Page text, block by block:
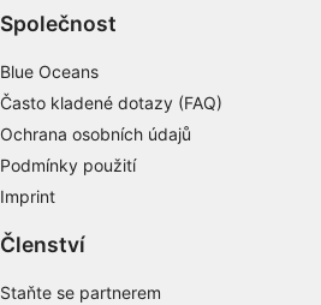
Společnost
Blue Oceans
Často kladené dotazy (FAQ)
Ochrana osobních údajů
Podmínky použití
Imprint
Členství
Staňte se partnerem